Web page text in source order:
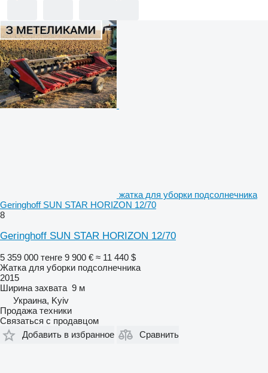
жатка для уборки подсолнечника
Geringhoff SUN STAR HORIZON 12/70
8
Geringhoff SUN STAR HORIZON 12/70
5 359 000 тенге 9 900 € ≈ 11 440 $
Жатка для уборки подсолнечника
2015
Ширина захвата 9 м
Украина, Kyiv
Продажа техники
Связаться с продавцом
Добавить в избранное
Сравнить